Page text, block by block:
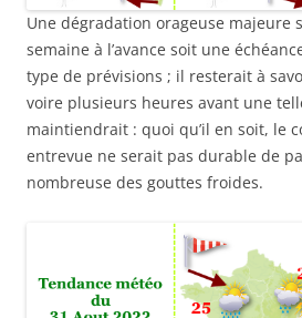
Une dégradation orageuse majeure
semaine à l’avance soit une
type de prévisions ; il resterait à
voire plusieurs heures avant une
maintiendrait : quoi qu’il en soit, le
entrevue ne serait pas durable de
nombreuse des gouttes froides.